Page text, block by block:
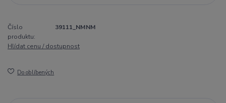
Číslo
produktu:
39111_NMNM
Hlídat cenu / dostupnost
Do oblíbených